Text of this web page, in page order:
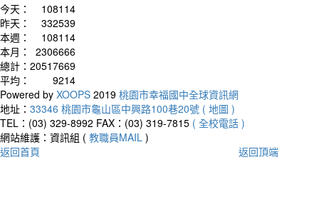
今天：
108114
昨天：
332539
本週：
108114
本月：
2306666
總計： 20517669
平均：
9214
Powered by XOOPS 2019 桃園市幸福國中全球資訊網
地址： 33346 桃園市龜山區中興路100巷20號 ( 地圖 )
TEL：(03) 329-8992 FAX：(03) 319-7815 ( 全校電話 )
網站維護：資訊組 ( 教職員MAIL )
返回首頁
返回頂端